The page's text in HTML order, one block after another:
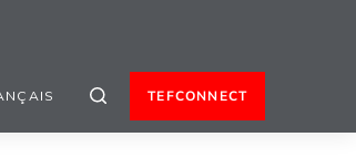
TEFCONNECT